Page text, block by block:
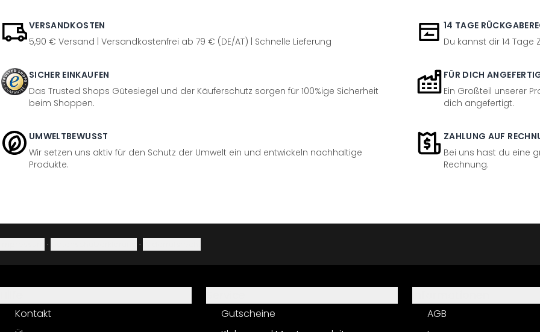
VERSANDKOSTEN
5,90 € Versand | Versandkostenfrei ab 79 € (DE/AT) | Schnelle Lieferung
14 TAGE
Du kannst dir 14
SICHER EINKAUFEN
Das Trusted Shops Gütesiegel und der Käuferschutz sorgen für 100%ige Sicherheit
beim Shoppen.
FÜR DICH
Ein Großteil unserer
dich angefertigt.
UMWELTBEWUSST
Wir setzen uns aktiv für den Schutz der Umwelt ein und entwickeln nachhaltige
Produkte.
ZAHLUNG AUF
Bei uns hast du eine
Rechnung.
· ·
Kontakt
Gutscheine
AGB